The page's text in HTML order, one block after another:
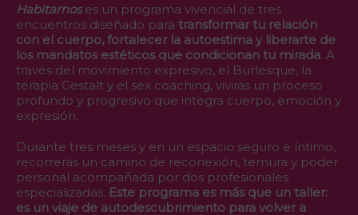
Habitarnos es un programa vivencial de tres
encuentros diseñado para transformar tu relación
con el cuerpo, fortalecer la autoestima y liberarte de
los mandatos estéticos que condicionan tu mirada. A
través del movimiento expresivo, el Burlesque, la
terapia Gestalt y el sex coaching, vivirás un proceso
profundo y progresivo que integra cuerpo, emoción y
expresión.
Durante tres meses y en un espacio seguro e íntimo,
recorrerás un camino de reconexión, ternura y poder
personal acompañada por dos profesionales
especializadas. Este programa es más que un taller:
es un viaje de autodescubrimiento para volver a